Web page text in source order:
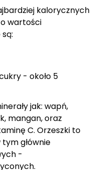
kalorycznych
wartości
- około 5
jak: wapń,
mangan, oraz
C. Orzeszki to
tym głównie
-